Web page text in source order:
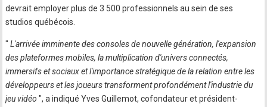
devrait employer plus de 3 500 professionnels au sein de ses
studios québécois.
" L'arrivée imminente des consoles de nouvelle génération, l'expansion
des plateformes mobiles, la multiplication d'univers connectés,
immersifs et sociaux et l'importance stratégique de la relation entre les
développeurs et les joueurs transforment profondément l'industrie du
jeu vidéo", a indiqué Yves Guillemot, cofondateur et président-